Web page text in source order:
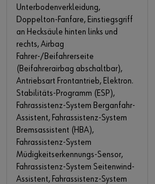
Unterbodenverkleidung,
Doppelton-Fanfare, Einstiegsgriff
an Hecksäule hinten links und
rechts, Airbag
Fahrer-/Beifahrerseite
(Beifahrerairbag abschaltbar),
Antriebsart Frontantrieb, Elektron.
Stabilitäts-Programm (ESP),
Fahrassistenz-System Berganfahr-
Assistent, Fahrassistenz-System
Bremsassistent (HBA),
Fahrassistenz-System
Müdigkeitserkennungs-Sensor,
Fahrassistenz-System Seitenwind-
Assistent, Fahrassistenz-System